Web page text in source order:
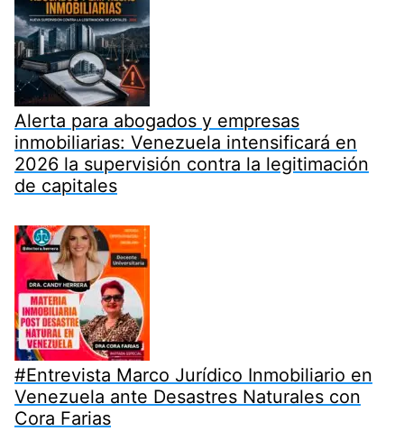
Alerta para abogados y empresas
inmobiliarias: Venezuela intensificará en
2026 la supervisión contra la legitimación
de capitales
#Entrevista Marco Jurídico Inmobiliario en
Venezuela ante Desastres Naturales con
Cora Farias